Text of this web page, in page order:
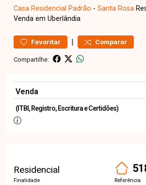
Casa Residencial Padrão - Santa Rosa
Venda em Uberlândia
Favoritar | Comparar
Compartilhe:
Venda
(ITBI, Registro, Escritura e Certidões)
Residencial
Finalidade Referência